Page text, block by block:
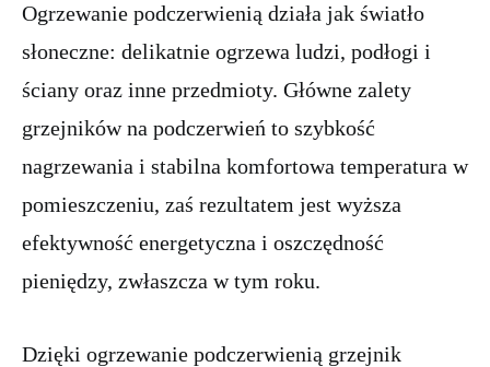
Ogrzewanie podczerwienią działa jak światło
słoneczne: delikatnie ogrzewa ludzi, podłogi i
ściany oraz inne przedmioty. Główne zalety
grzejników na podczerwień to szybkość
nagrzewania i stabilna komfortowa temperatura w
pomieszczeniu, zaś rezultatem jest wyższa
efektywność energetyczna i oszczędność
pieniędzy, zwłaszcza w tym roku.
Dzięki ogrzewanie podczerwienią grzejnik